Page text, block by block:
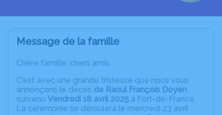
Message de la famille
Chère famille, chers amis,
C'est avec une grande tristesse que nous vous
annonçons le décès de Raoul François Doyen
survenu Vendredi 18 avril 2025 à Fort-de-France.
La cérémonie se déroulera le mercredi 23 avril